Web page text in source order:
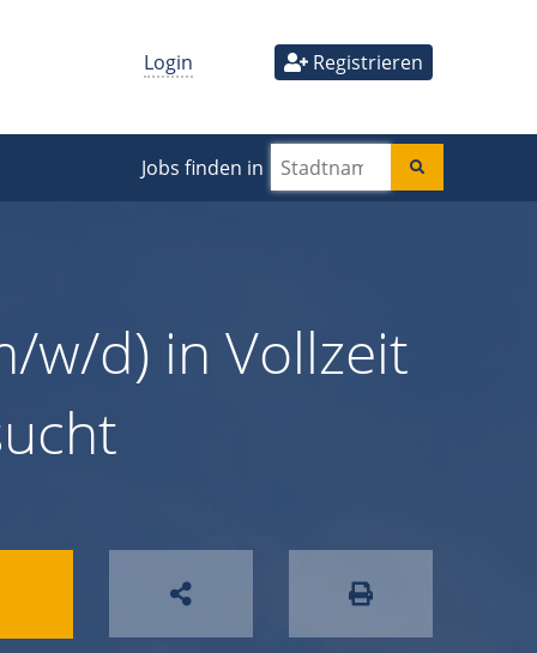
Login Registrieren
Jobs finden in
w/d) in Vollzeit